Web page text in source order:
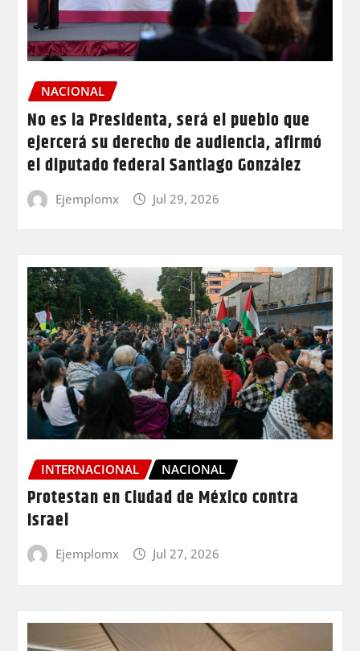
NACIONAL
No es la Presidenta, será el pueblo que
ejercerá su derecho de audiencia, afirmó
el diputado federal Santiago González
Ejemplomx Jul 29, 2026
INTERNACIONAL NACIONAL
Protestan en Ciudad de México contra
Israel
Ejemplomx Jul 27, 2026